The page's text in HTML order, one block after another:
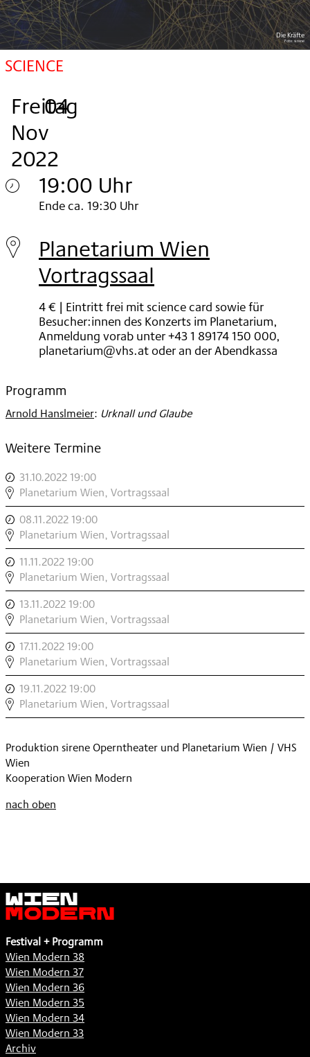
Die Kräfte
Foto: sirene
SCIENCE
Freitag
, 04
.
Nov
2022
.
19:00 Uhr
Freitag
04.
Nov
2022
Ende ca. 19:30 Uhr
Planetarium Wien
Vortragssaal
4 € | Eintritt frei mit science card sowie für
Besucher:innen des Konzerts im Planetarium,
Anmeldung vorab unter +43 1 89174 150 000,
planetarium@vhs.at oder an der Abendkassa
Programm
Arnold Hanslmeier: Urknall und Glaube
Weitere Termine
31.10.2022 19:00
SCIENCE
,
Planetarium Wien, Vortragssaal
08.11.2022 19:00
SCIENCE
,
Planetarium Wien, Vortragssaal
11.11.2022 19:00
SCIENCE
,
Planetarium Wien, Vortragssaal
13.11.2022 19:00
SCIENCE
,
Planetarium Wien, Vortragssaal
17.11.2022 19:00
SCIENCE
,
Planetarium Wien, Vortragssaal
19.11.2022 19:00
SCIENCE
,
Planetarium Wien, Vortragssaal
Produktion sirene Operntheater und Planetarium Wien / VHS
Wien
Kooperation Wien Modern
nach oben
Wien
Modern
Festival + Programm
Wien Modern 38
Wien Modern 37
Wien Modern 36
Wien Modern 35
Wien Modern 34
Wien Modern 33
Archiv